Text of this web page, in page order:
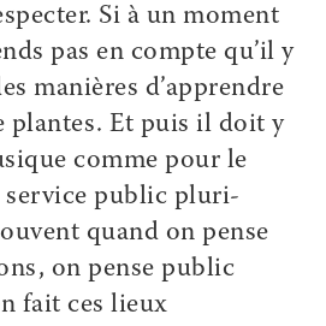
Si à un moment
pas en compte qu’il y
manières d’apprendre
plantes. Et puis il doit y
comme pour le
service public pluri-
quand on pense
on pense public
fait ces lieux